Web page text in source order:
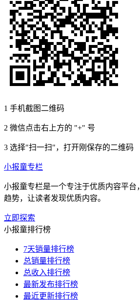
1 手机截图二维码
2 微信点击右上方的 "+" 号
3 选择"扫一扫"，打开刚保存的二维码
小报童专栏
小报童专栏是一个专注于优质内容平台
趋势，让读者发现优质内容。
立即探索
小报童排行榜
7天销量排行榜
总销量排行榜
总收入排行榜
最新发布排行榜
最近更新排行榜